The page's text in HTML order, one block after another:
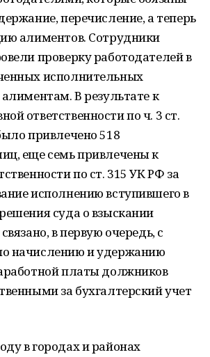
перечисление, а теперь
алиментов. Сотрудники
проверку работодателей в
исполнительных
В результате к
ответственности по ч. 3 ст.
привлечено 518
еще семь привлечены к
по ст. 315 УК РФ за
исполнению вступившего в
суда о взыскании
в первую очередь, с
начислению и удержанию
платы должников
за бухгалтерский учет
в городах и районах